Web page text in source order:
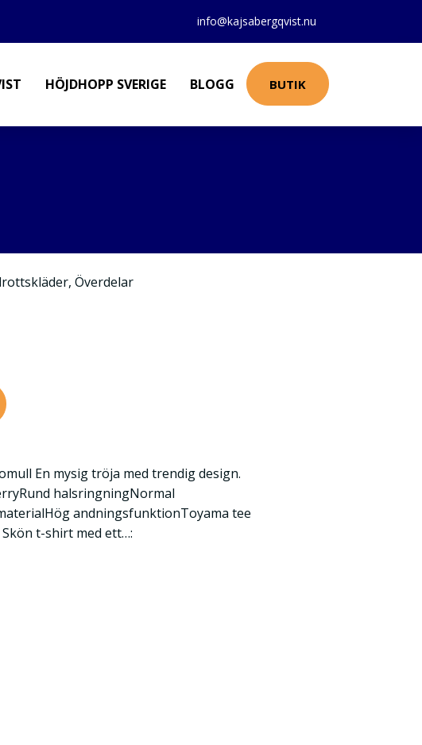
info@kajsabergqvist.nu
HÖJDHOPP SVERIGE BLOGG BUTIK
, Överdelar
En mysig tröja med trendig design.
halsringningNormal
andningsfunktionToyama tee
t-shirt med ett…: